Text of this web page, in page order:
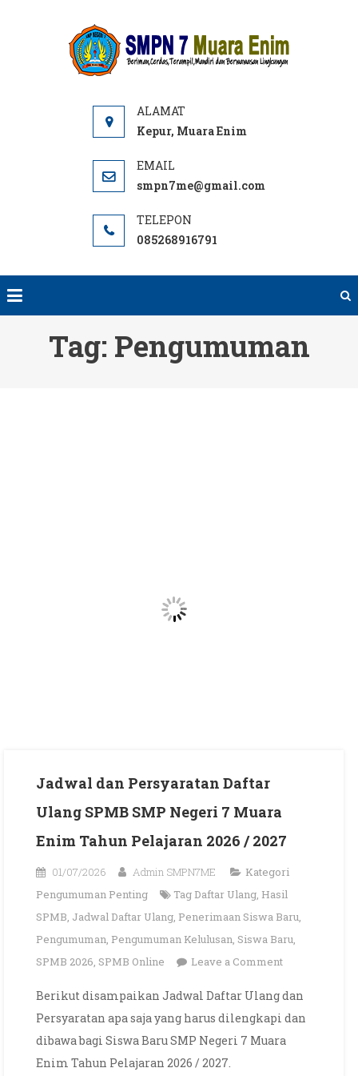
Kepur, Muara Enim
smpn7me@gmail.com
085268916791
Tag: Pengumuman
Jadwal dan Persyaratan Daftar
Ulang SPMB SMP Negeri 7 Muara
Enim Tahun Pelajaran 2026 / 2027
01/07/2026 Admin SMPN7ME
Kategori
Pengumuman Penting
Tag Daftar Ulang, Hasil
SPMB, Jadwal Daftar Ulang, Penerimaan Siswa Baru,
Pengumuman, Pengumuman Kelulusan, Siswa Baru,
SPMB 2026, SPMB Online Leave a Commenton
dan
Persyaratan
Daftar
Berikut disampaikan Jadwal Daftar Ulang dan
Persyaratan apa saja yang harus dilengkapi dan
dibawa bagi Siswa Baru SMP Negeri 7 Muara
Enim Tahun Pelajaran 2026 / 2027.